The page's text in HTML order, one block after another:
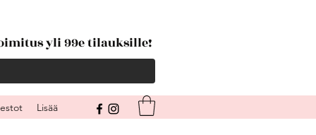
yli 99e tilauksille!
Lisää